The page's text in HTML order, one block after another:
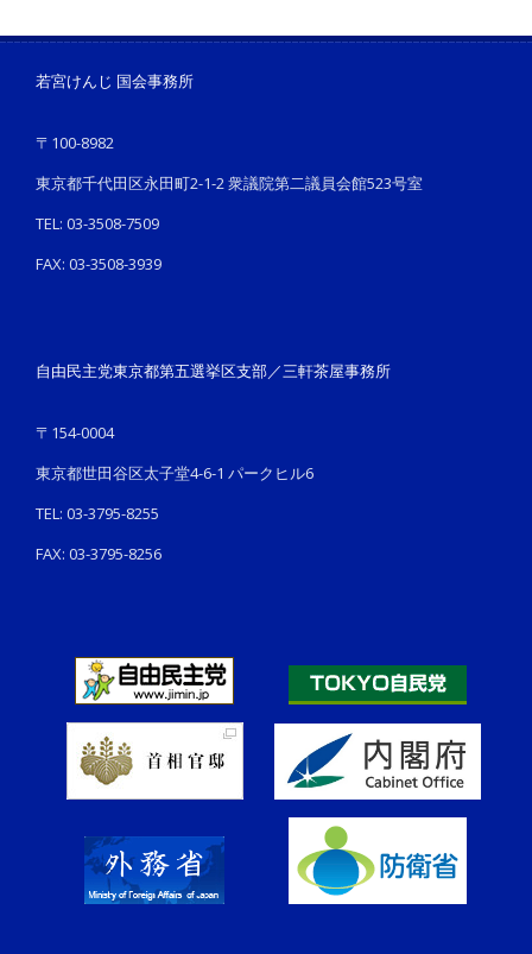
若宮けんじ 国会事務所
〒100-8982
東京都千代田区永田町2-1-2 衆議院第二議員会館523号室
TEL: 03-3508-7509
FAX: 03-3508-3939
自由民主党東京都第五選挙区支部／三軒茶屋事務所
〒154-0004
東京都世田谷区太子堂4-6-1 パークヒル6
TEL: 03-3795-8255
FAX: 03-3795-8256